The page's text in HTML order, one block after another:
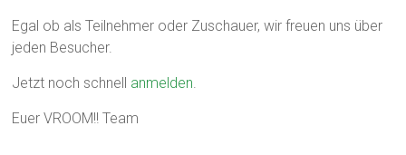
Egal ob als Teilnehmer oder Zuschauer, wir freuen uns über
jeden Besucher.
Jetzt noch schnell anmelden.
Euer VROOM!! Team